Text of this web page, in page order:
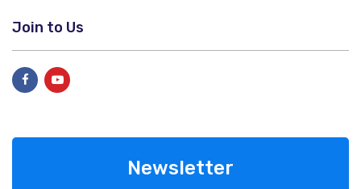
Join to Us
Newsletter